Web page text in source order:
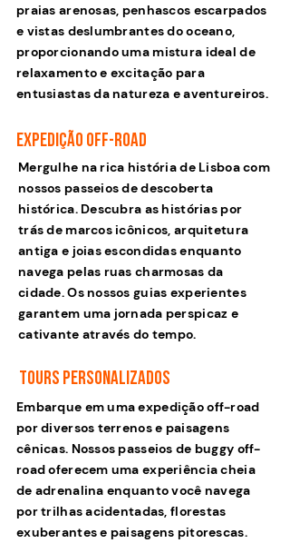
praias arenosas, penhascos escarpados
e vistas deslumbrantes do oceano,
proporcionando uma mistura ideal de
relaxamento e excitação para
entusiastas da natureza e aventureiros.
expedição Off-Road
Mergulhe na rica história de Lisboa com
nossos passeios de descoberta
histórica. Descubra as histórias por
trás de marcos icônicos, arquitetura
antiga e joias escondidas enquanto
navega pelas ruas charmosas da
cidade. Os nossos guias experientes
garantem uma jornada perspicaz e
cativante através do tempo.
Tours personalizados
Embarque em uma expedição off-road
por diversos terrenos e paisagens
cênicas. Nossos passeios de buggy off-
road oferecem uma experiência cheia
de adrenalina enquanto você navega
por trilhas acidentadas, florestas
exuberantes e paisagens pitorescas.